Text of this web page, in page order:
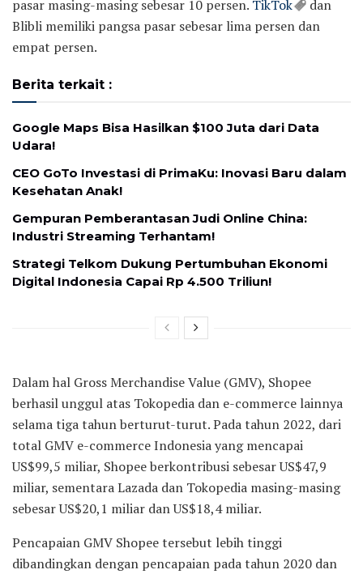
pasar masing-masing sebesar 10 persen. TikTok
dan
Blibli memiliki pangsa pasar sebesar lima persen dan
empat persen.
Berita terkait :
Google Maps Bisa Hasilkan $100 Juta dari Data
Udara!
CEO GoTo Investasi di PrimaKu: Inovasi Baru dalam
Kesehatan Anak!
Gempuran Pemberantasan Judi Online China:
Industri Streaming Terhantam!
Strategi Telkom Dukung Pertumbuhan Ekonomi
Digital Indonesia Capai Rp 4.500 Triliun!
Dalam hal Gross Merchandise Value (GMV), Shopee
berhasil unggul atas Tokopedia dan e-commerce lainnya
selama tiga tahun berturut-turut. Pada tahun 2022, dari
total GMV e-commerce Indonesia yang mencapai
US$99,5 miliar, Shopee berkontribusi sebesar US$47,9
miliar, sementara Lazada dan Tokopedia masing-masing
sebesar US$20,1 miliar dan US$18,4 miliar.
Pencapaian GMV Shopee tersebut lebih tinggi
dibandingkan dengan pencapaian pada tahun 2020 dan